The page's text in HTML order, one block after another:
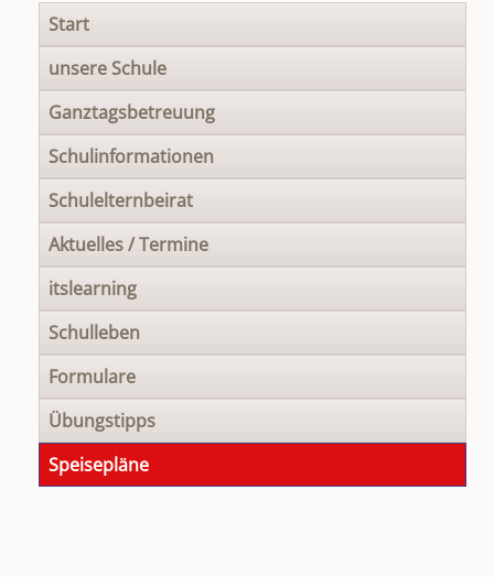
Navigation
überspringen
Start
unsere Schule
Ganztagsbetreuung
Schulinformationen
Schulelternbeirat
Aktuelles / Termine
itslearning
Schulleben
Formulare
Übungstipps
Speisepläne